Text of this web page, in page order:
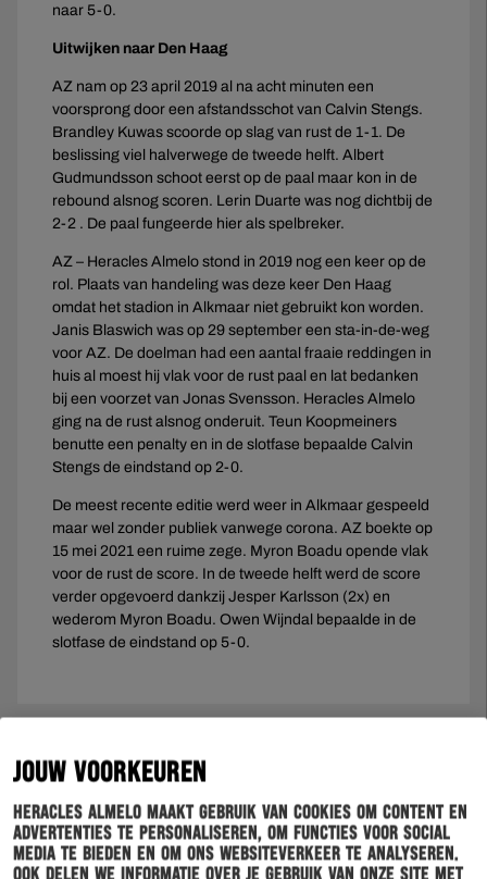
JOUW VOORKEUREN
Heracles Almelo maakt gebruik van cookies om content en
advertenties te personaliseren, om functies voor social
media te bieden en om ons websiteverkeer te analyseren.
Ook delen we informatie over je gebruik van onze site met
naar 5-0.
Uitwijken naar Den Haag
AZ nam op 23 april 2019 al na acht minuten een
voorsprong door een afstandsschot van Calvin Stengs.
Brandley Kuwas scoorde op slag van rust de 1-1. De
beslissing viel halverwege de tweede helft. Albert
Gudmundsson schoot eerst op de paal maar kon in de
rebound alsnog scoren. Lerin Duarte was nog dichtbij de
2-2 . De paal fungeerde hier als spelbreker.
AZ – Heracles Almelo stond in 2019 nog een keer op de
rol. Plaats van handeling was deze keer Den Haag
omdat het stadion in Alkmaar niet gebruikt kon worden.
Janis Blaswich was op 29 september een sta-in-de-weg
voor AZ. De doelman had een aantal fraaie reddingen in
huis al moest hij vlak voor de rust paal en lat bedanken
bij een voorzet van Jonas Svensson. Heracles Almelo
ging na de rust alsnog onderuit. Teun Koopmeiners
benutte een penalty en in de slotfase bepaalde Calvin
Stengs de eindstand op 2-0.
De meest recente editie werd weer in Alkmaar gespeeld
maar wel zonder publiek vanwege corona. AZ boekte op
15 mei 2021 een ruime zege. Myron Boadu opende vlak
voor de rust de score. In de tweede helft werd de score
verder opgevoerd dankzij Jesper Karlsson (2x) en
wederom Myron Boadu. Owen Wijndal bepaalde in de
slotfase de eindstand op 5-0.